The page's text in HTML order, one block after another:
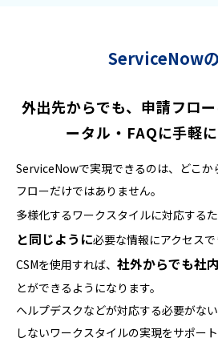
ServiceNow
外出先からでも、申請フロ
ータル・FAQに手軽
ServiceNowで実現できるのは、どこか
フローだけではありません。
多様化するワークスタイルに対応するた
と同じように必要な情報にアクセスで
CSMを使用すれば、 社外からでも社
とができるようになります。
ヘルプデスクなどが対応する必要がな
しないワークスタイルの実現をサポート